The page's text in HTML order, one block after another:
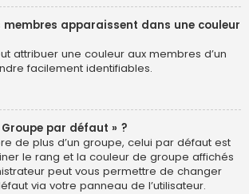
apparaissent dans une couleur
attribuer une couleur aux membres d’un
facilement identifiables.
Groupe par défaut » ?
de plus d’un groupe, celui par défaut est
le rang et la couleur de groupe affichés
peut vous permettre de changer
via votre panneau de l’utilisateur.